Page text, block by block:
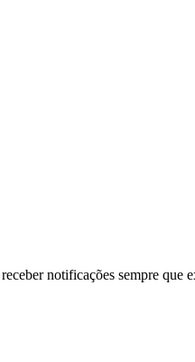
notificações sempre que